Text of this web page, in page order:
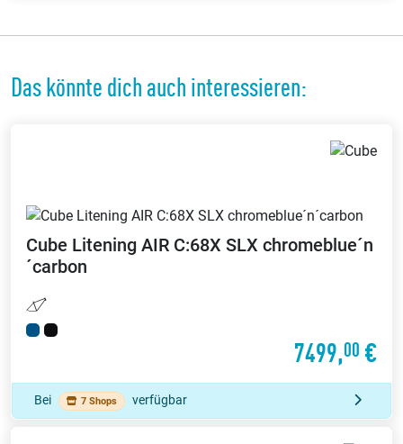
Das könnte dich auch interessieren:
Cube Litening AIR C:68X SLX chromeblue´n
´carbon
7499,00 €
Bei 7 Shops verfügbar